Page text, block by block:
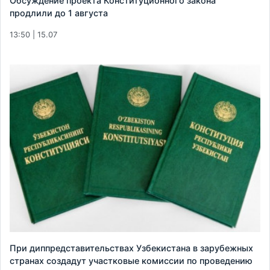
продлили до 1 августа
13:50 | 15.07
При диппредставительствах Узбекистана в зарубежных
странах создадут участковые комиссии по проведению